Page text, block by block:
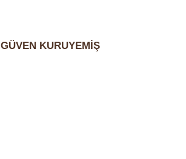
GÜVEN KURUYEMİŞ